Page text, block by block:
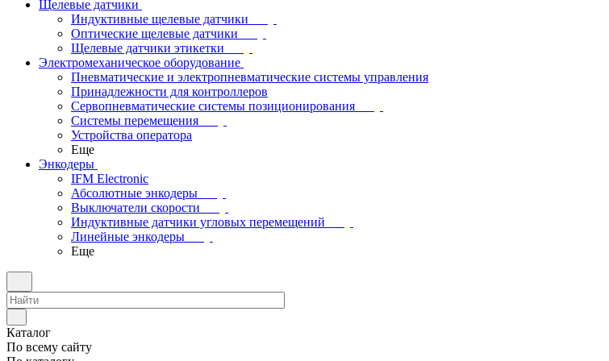
Щелевые датчики
Индуктивные щелевые датчики
Оптические щелевые датчики
Щелевые датчики этикетки
Электромеханическое оборудование
Пневматические и электропневматические системы управления
Принадлежности для контроллеров
Сервопневматические системы позиционирования
Системы перемещения
Устройства оператора
Еще
Энкодеры
IFM Electronic
Абсолютные энкодеры
Выключатели скорости
Индуктивные датчики угловых перемещений
Линейные энкодеры
Еще
Каталог
По всему сайту